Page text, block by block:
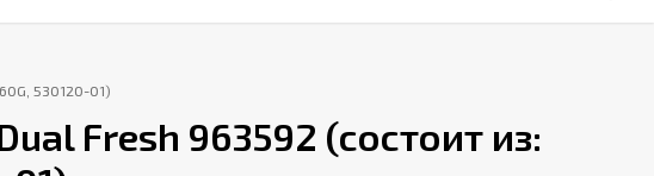
530120-01)
Fresh 963592 (состоит из: